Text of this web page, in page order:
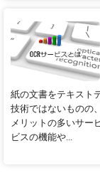
紙の文書をテキスト
技術ではないものの
メリットの多いサー
ビスの機能や...